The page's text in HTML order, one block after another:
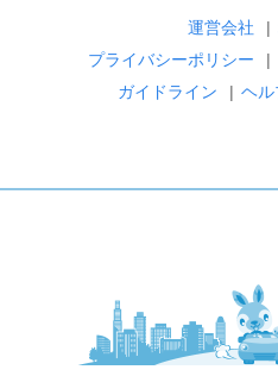
運営会社 |
プライバシーポリシー
|
ガイドライン
| ヘル